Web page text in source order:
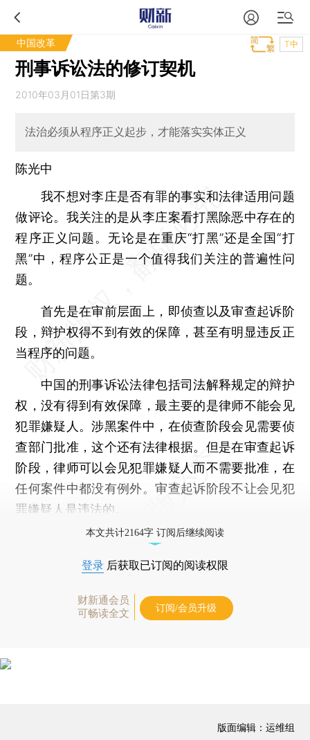
中国改革 T中
刑事诉讼法的修订契机
2010年03月01日第3期
法治必须从程序正义起步，才能落实实体正义
陈光中
我不想对李庄是否有罪的事实和法律适用问题
做评论。我关注的是从李庄案看打黑除恶中存在的
程序正义问题。无论是在重庆“打黑”还是全国“打
黑”中，程序公正是一个值得我们关注的普遍性问
题。
首先是在审前层面上，即侦查以及审查起诉阶
段，辩护权得不到有效的保障，甚至有明显违反正
当程序的问题。
中国的刑事诉讼法律包括司法解释规定的辩护
权，没有得到有效保障，最主要的是律师不能会见
犯罪嫌疑人。涉黑案件中，在侦查阶段会见需要侦
查部门批准，这个还有法律根据。但是在审查起诉
阶段，律师可以会见犯罪嫌疑人而不需要批准，在
任何案件中都没有例外。审查起诉阶段不让会见犯
罪嫌疑人是违法的。
本文共计2164字 订阅后继续阅读
登录 后获取已订阅的阅读权限
财新通会员
可畅读全文
订阅/会员升级
版面编辑：运维组